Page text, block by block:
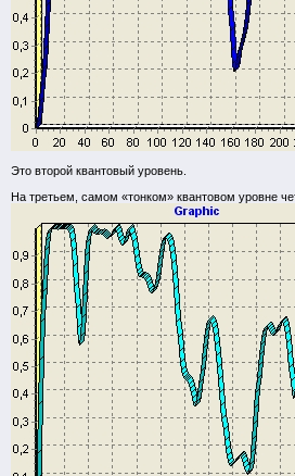
Это второй квантовый уровень.
На третьем, самом «тонком» квантовом уровне